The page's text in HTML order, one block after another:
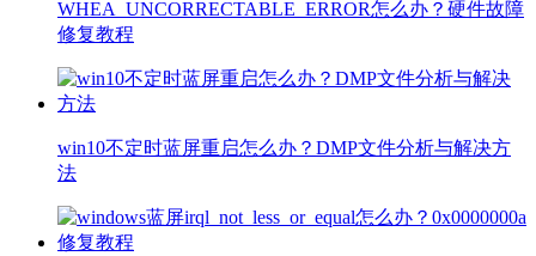
WHEA_UNCORRECTABLE_ERROR怎么办？硬件故障
修复教程
win10不定时蓝屏重启怎么办？DMP文件分析与解决方
法